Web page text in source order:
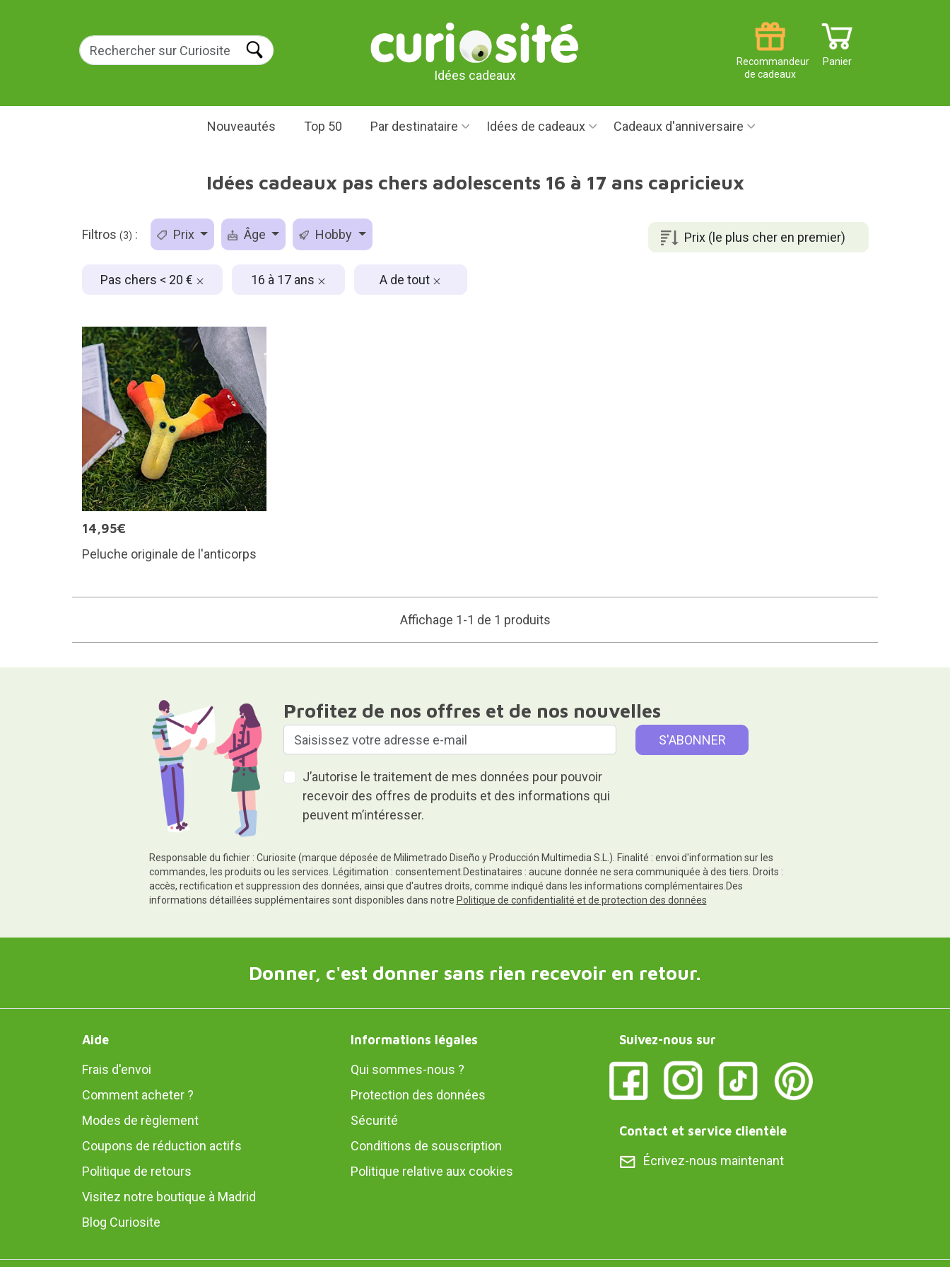
Idées cadeaux
Panier
Recommandeur
de cadeaux
Nouveautés Top 50 Par destinataire Idées de cadeaux Cadeaux d'anniversaire
Idées cadeaux pas chers adolescents 16 à 17 ans capricieux
Prix (le plus cher en premier)
Filtros (3) : Prix Âge Hobby
Pas chers < 20 € 16 à 17 ans A de tout
14,95€
Peluche originale de l'anticorps
Affichage 1-1 de 1 produits
Profitez de nos offres et de nos nouvelles
J’autorise le traitement de mes données pour pouvoir
recevoir des offres de produits et des informations qui
peuvent m’intéresser.
Responsable du fichier : Curiosite (marque déposée de Milimetrado Diseño y Producción Multimedia S.L.). Finalité : envoi d'information sur les
commandes, les produits ou les services. Légitimation : consentement.Destinataires : aucune donnée ne sera communiquée à des tiers. Droits :
accès, rectification et suppression des données, ainsi que d'autres droits, comme indiqué dans les informations complémentaires.Des
informations détaillées supplémentaires sont disponibles dans notre Politique de confidentialité et de protection des données
Donner, c'est donner sans rien recevoir en retour.
Aide
Frais d'envoi
Comment acheter ?
Modes de règlement
Coupons de réduction actifs
Politique de retours
Visitez notre boutique à Madrid
Blog Curiosite
Informations légales
Qui sommes-nous ?
Protection des données
Sécurité
Conditions de souscription
Politique relative aux cookies
Suivez-nous sur
Contact et service clientèle
Écrivez-nous maintenant